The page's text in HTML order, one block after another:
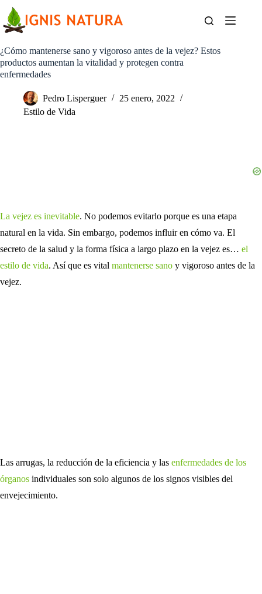
contenido
¿Cómo mantenerse sano y vigoroso antes de la vejez? Estos
productos aumentan la vitalidad y protegen contra
enfermedades
Pedro Lisperguer
25 enero, 2022
Estilo de Vida
La vejez es inevitable. No podemos evitarlo porque es una etapa
natural en la vida. Sin embargo, podemos influir en cómo va. El
secreto de la salud y la forma física a largo plazo en la vejez es… el
estilo de vida. Así que es vital mantenerse sano y vigoroso antes de la
vejez.
Las arrugas, la reducción de la eficiencia y las enfermedades de los
órganos individuales son solo algunos de los signos visibles del
envejecimiento.